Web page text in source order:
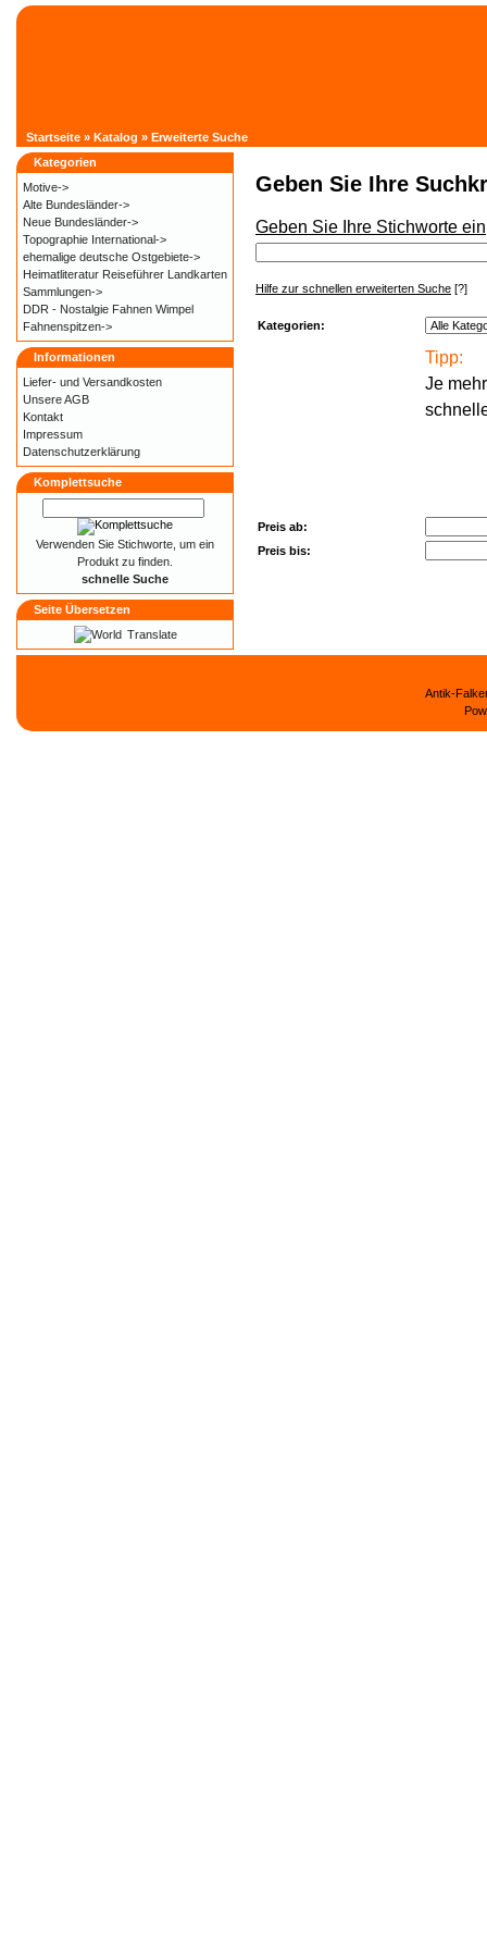
Startseite » Katalog » Erweiterte Suche
Geben Sie Ihre
Geben Sie Ihre Stichworte ein
Hilfe zur schnellen erweiterten Suche [?]
Kategorien:
Tipp:
Je
Preis ab:
Preis bis:
Kategorien
Motive->
Alte Bundesländer->
Neue Bundesländer->
Topographie International->
ehemalige deutsche Ostgebiete->
Heimatliteratur Reiseführer Landkarten
Sammlungen->
DDR - Nostalgie Fahnen Wimpel
Fahnenspitzen->
Informationen
Liefer- und Versandkosten
Unsere AGB
Kontakt
Impressum
Datenschutzerklärung
Komplettsuche
Verwenden Sie Stichworte, um ein
Produkt zu finden.
schnelle Suche
Seite Übersetzen
Translate
Antik-